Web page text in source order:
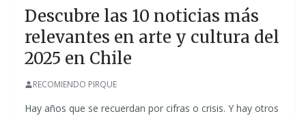
Descubre las 10 noticias más
relevantes en arte y cultura del
2025 en Chile
RECOMIENDO PIRQUE
Hay años que se recuerdan por cifras o crisis. Y hay otros